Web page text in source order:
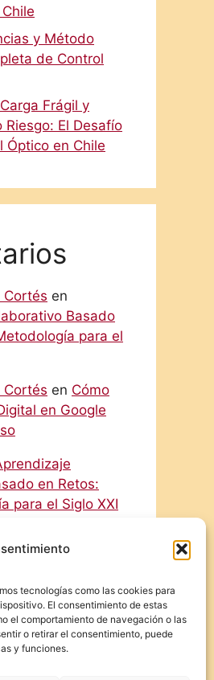
tecnologías como las cookies para
El consentimiento de estas
el comportamiento de navegación o las
o retirar el consentimiento, puede
y funciones.
y Método
de Control
Frágil y
El Desafío
Óptico en Chile
Cortés en
Basado
para el
Cortés en Cómo
en Google
en Retos:
para el Siglo XXI
Docs Paso a
en
entre las
Guía Detallada